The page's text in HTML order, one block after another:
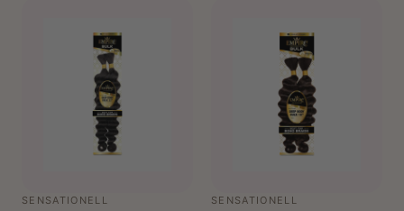
SENSATIONELL SENSATIONELL